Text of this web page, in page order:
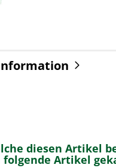
diesen Artikel
folgende Artikel